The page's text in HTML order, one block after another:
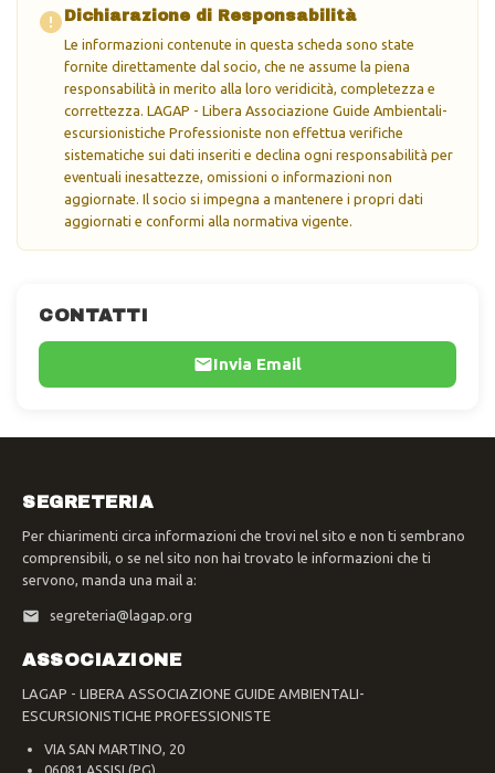
CONTATTI
Invia Email
Dichiarazione di Responsabilità
Le informazioni contenute in questa scheda sono state
fornite direttamente dal socio, che ne assume la piena
responsabilità in merito alla loro veridicità, completezza e
correttezza. LAGAP - Libera Associazione Guide Ambientali-
escursionistiche Professioniste non effettua verifiche
sistematiche sui dati inseriti e declina ogni responsabilità per
eventuali inesattezze, omissioni o informazioni non
aggiornate. Il socio si impegna a mantenere i propri dati
aggiornati e conformi alla normativa vigente.
SEGRETERIA
Per chiarimenti circa informazioni che trovi nel sito e non ti sembrano
comprensibili, o se nel sito non hai trovato le informazioni che ti
servono, manda una mail a:
segreteria@lagap.org
ASSOCIAZIONE
LAGAP - LIBERA ASSOCIAZIONE GUIDE AMBIENTALI-
ESCURSIONISTICHE PROFESSIONISTE
VIA SAN MARTINO, 20
06081 ASSISI (PG)